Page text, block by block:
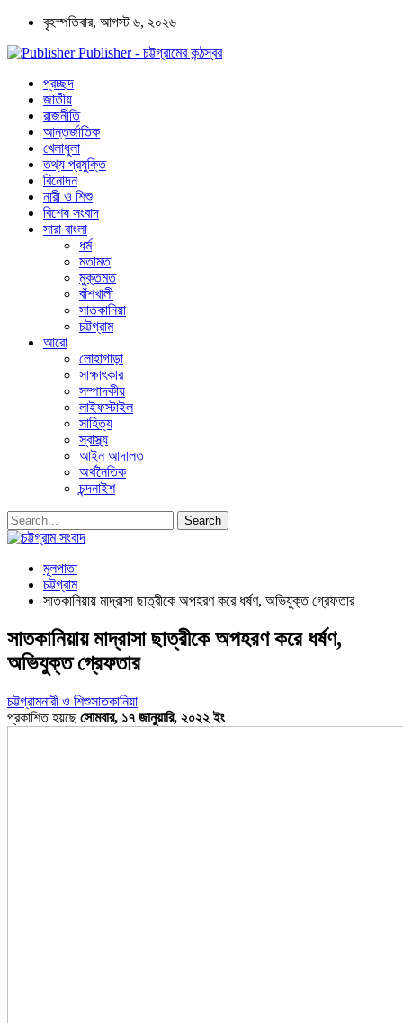
বৃহস্পতিবার, আগস্ট ৬, ২০২৬
Publisher - চট্টগ্রামের কন্ঠস্বর
প্রচ্ছদ
জাতীয়
রাজনীতি
আন্তর্জাতিক
খেলাধুলা
তথ্য প্রযুক্তি
বিনোদন
নারী ও শিশু
বিশেষ সংবাদ
সারা বাংলা
ধর্ম
মতামত
মুক্তমত
বাঁশখালী
সাতকানিয়া
চট্টগ্রাম
আরো
লোহাগাড়া
সাক্ষাৎকার
সম্পাদকীয়
লাইফস্টাইল
সাহিত্য
স্বাস্থ্য
আইন আদালত
অর্থনৈতিক
চন্দনাইশ
মূলপাতা
চট্টগ্রাম
সাতকানিয়ায় মাদ্রাসা ছাত্রীকে অপহরণ করে ধর্ষণ, অভিযুক্ত গ্রেফতার
সাতকানিয়ায় মাদ্রাসা ছাত্রীকে অপহরণ করে ধর্ষণ,
অভিযুক্ত গ্রেফতার
চট্টগ্রামনারী ও শিশুসাতকানিয়া
প্রকাশিত হয়ছেসোমবার, ১৭ জানুয়ারি, ২০২২ ইং